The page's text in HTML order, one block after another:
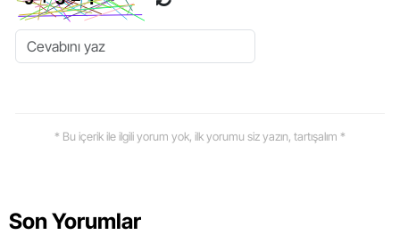
* Bu içerik ile ilgili yorum yok, ilk yorumu siz yazın, tartışalım *
Son Yorumlar